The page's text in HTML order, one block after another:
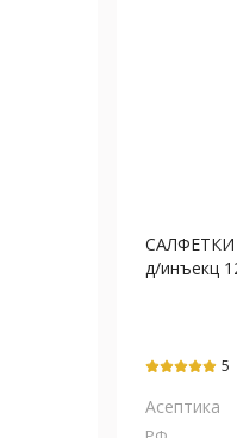
д/инъекц
5
Асептика